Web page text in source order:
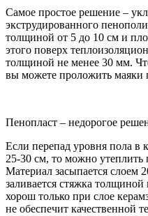
Самое простое решение –
экструдированного
толщиной от 5 до 10 см и
этого поверх
толщиной не менее 30 мм.
вы можете проложить маяки
Пенопласт – недорогое
Если перепад уровня пола в
25-30 см, то можно утеплить
Материал засыпается слоем
заливается стяжка
хорош только при слое
не обеспечит качественной